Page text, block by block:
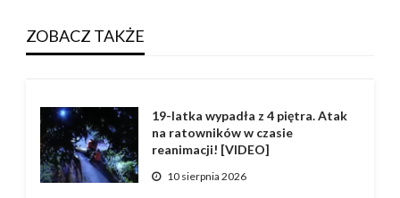
ZOBACZ TAKŻE
19-latka wypadła z 4 piętra. Atak
na ratowników w czasie
reanimacji! [VIDEO]
10 sierpnia 2026